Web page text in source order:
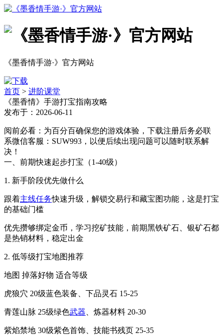
《墨香情手游·》官方网站
首页 > 进阶课堂
《墨香情》手游打宝指南攻略
发布于：2026-06-11
阅前必看：为百分百确保您的游戏体验，下载注册后务必联
系微信客服：SUW993，以便后续出现问题可以随时联系解
决！
一、前期快速起步打宝（1-40级）
1. 新手阶段优先做什么
跟着主线任务快速升级，解锁交易行和藏宝图功能，这是打宝
的基础门槛
优先攒够绑定金币，学习挖矿技能，前期黑铁矿石、银矿石都
是热销材料，稳定出金
2. 低等级打宝地图推荐
地图 掉落好物 适合等级
虎狼穴 20级蓝色装备、下品灵石 15-25
青莲山脉 25级绿色武器 、炼器材料 20-30
紫焰禁地 30级紫色首饰、技能书残页 25-35